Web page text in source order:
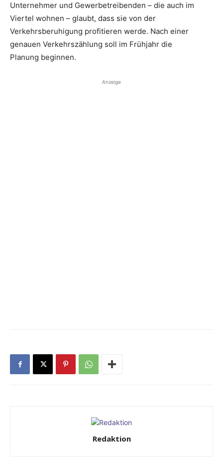
Unternehmer und Gewerbe­treibenden – die auch im
Viertel wohnen – glaubt, dass sie von der
Verkehrsberuhigung profitieren werde. Nach einer
genauen Verkehrszählung soll im Frühjahr die
Planung ­beginnen.
Anzeige
Redaktion